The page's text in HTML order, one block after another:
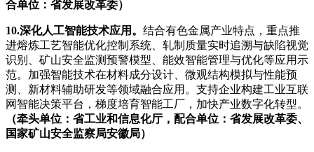
合单位：省发展改革委）
10.深化人工智能技术应用。 结合有色金属产业特点，重点推
进熔炼工艺智能优化控制系统、轧制质量实时追溯与缺陷视觉
识别、矿山安全监测预警模型、能效智能管理与优化等应用示
范。加强智能技术在材料成分设计、微观结构模拟与性能预
测、新材料辅助研发等领域融合应用。支持企业构建工业互联
网智能决策平台，梯度培育智能工厂，加快产业数字化转型。
（牵头单位：省工业和信息化厅，配合单位：省发展改革委、
国家矿山安全监察局安徽局）